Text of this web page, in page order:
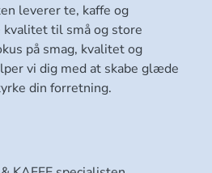
leverer te, kaffe og
til små og store
på smag, kvalitet og
vi dig med at skabe glæde
din forretning.